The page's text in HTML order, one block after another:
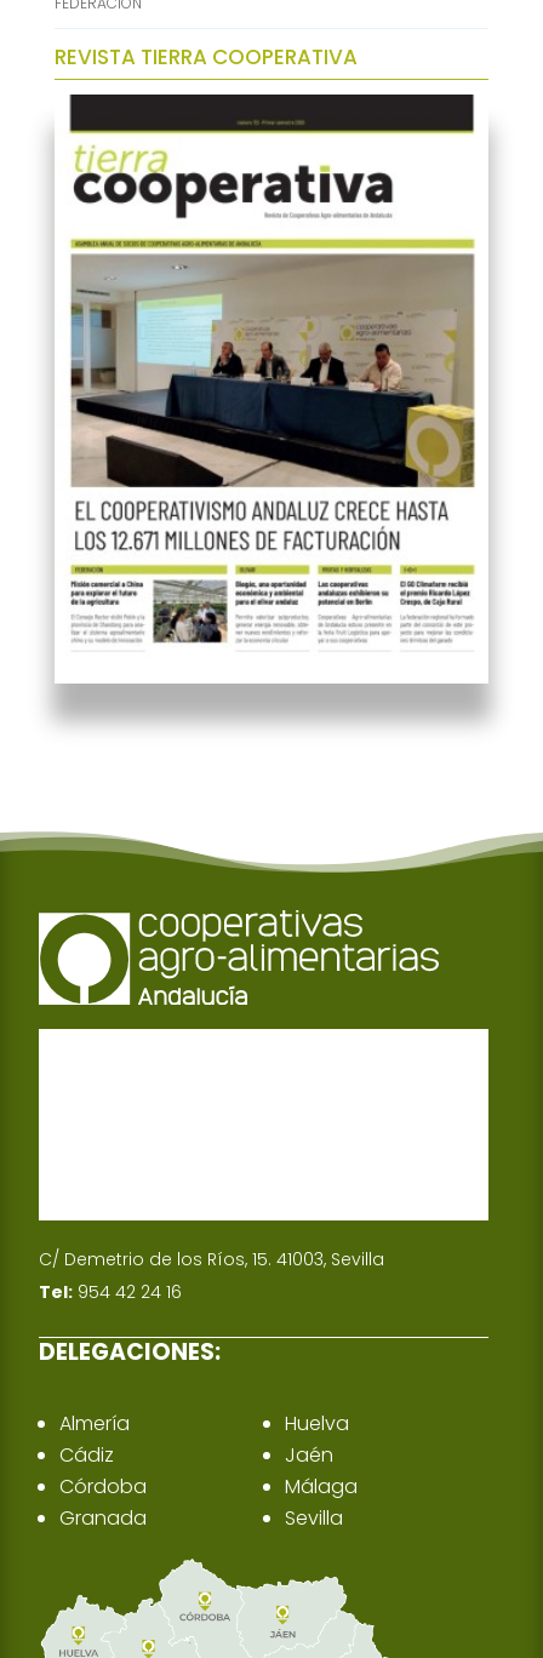
REVISTA TIERRA COOPERATIVA
C/ Demetrio de los Ríos, 15. 41003, Sevilla
Tel: 954 42 24 16
DELEGACIONES:
Almería
Cádiz
Córdoba
Granada
Huelva
Jaén
Málaga
Sevilla